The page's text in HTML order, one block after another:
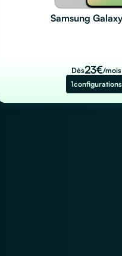
Samsung
Dès23€/mois
1configurations